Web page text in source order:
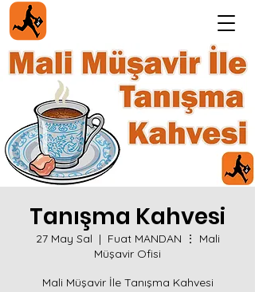
Tanışma Kahvesi
27 May Sal
  |
Fuat MANDAN ⋮ Mali
Müşavir Ofisi
Mali Müşavir İle Tanışma Kahvesi